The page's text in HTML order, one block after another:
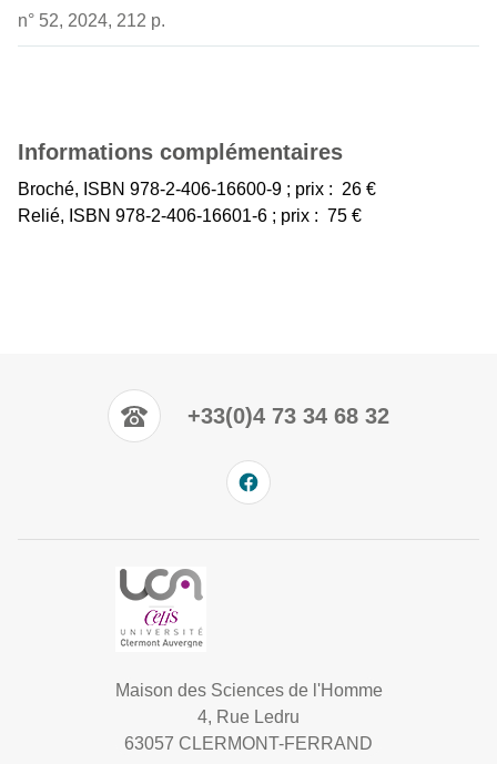
n° 52, 2024, 212 p.
Informations complémentaires
Broché, ISBN 978-2-406-16600-9 ; prix : 26 €
Relié, ISBN 978-2-406-16601-6 ; prix : 75 €
+33(0)4 73 34 68 32
Maison des Sciences de l'Homme
4, Rue Ledru
63057 CLERMONT-FERRAND